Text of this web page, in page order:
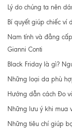
Lý do chúng ta nên
Bí quyết giúp chiếc ví
Nam tính và đẳng
Gianni Conti
Black Friday là gì?
Những loại da phù
Hướng dẫn cách Đo
Những lưu ý khi mua
Những tiêu chí giúp